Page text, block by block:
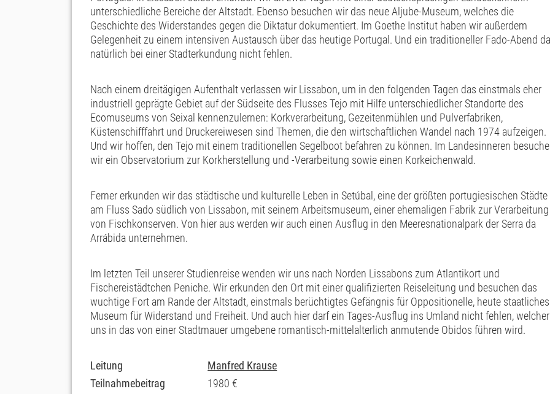
unterschiedliche Bereiche der Altstadt. Ebenso besuchen wir das neue Aljube-Museum, welches die
Geschichte des Widerstandes gegen die Diktatur dokumentiert. Im Goethe Institut haben wir außerdem
Gelegenheit zu einem intensiven Austausch über das heutige Portugal. Und ein traditioneller Fado-Abend
natürlich bei einer Stadterkundung nicht fehlen.
Nach einem dreitägigen Aufenthalt verlassen wir Lissabon, um in den folgenden Tagen das einstmals eher
industriell geprägte Gebiet auf der Südseite des Flusses Tejo mit Hilfe unterschiedlicher Standorte des
Ecomuseums von Seixal kennenzulernen: Korkverarbeitung, Gezeitenmühlen und Pulverfabriken,
Küstenschifffahrt und Druckereiwesen sind Themen, die den wirtschaftlichen Wandel nach 1974 aufzeigen.
Und wir hoffen, den Tejo mit einem traditionellen Segelboot befahren zu können. Im Landesinneren
wir ein Observatorium zur Korkherstellung und -Verarbeitung sowie einen Korkeichenwald.
Ferner erkunden wir das städtische und kulturelle Leben in Setúbal, eine der größten portugiesischen Städte
am Fluss Sado südlich von Lissabon, mit seinem Arbeitsmuseum, einer ehemaligen Fabrik zur Verarbeitung
von Fischkonserven. Von hier aus werden wir auch einen Ausflug in den Meeresnationalpark der Serra da
Arrábida unternehmen.
Im letzten Teil unserer Studienreise wenden wir uns nach Norden Lissabons zum Atlantikort und
Fischereistädtchen Peniche. Wir erkunden den Ort mit einer qualifizierten Reiseleitung und besuchen das
wuchtige Fort am Rande der Altstadt, einstmals berüchtigtes Gefängnis für Oppositionelle, heute staatliches
Museum für Widerstand und Freiheit. Und auch hier darf ein Tages-Ausflug ins Umland nicht fehlen, welcher
uns in das von einer Stadtmauer umgebene romantisch-mittelalterlich anmutende Obidos führen wird.
Leitung
Manfred Krause
Teilnahmebeitrag
1980 €